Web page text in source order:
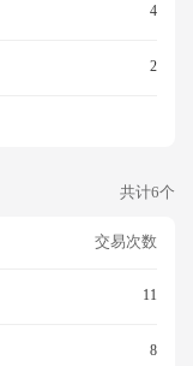
4
2
共计6个
交易次数
11
8